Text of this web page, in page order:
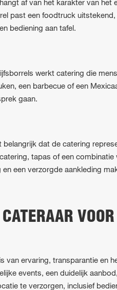
af van het karakter van het
past een foodtruck
bediening aan tafel.
werkt catering die
een barbecue of een
gaan.
dat de catering
tapas of een combinatie
een verzorgde aankleding
van ervaring, transparantie en
events, een duidelijk
te verzorgen, inclusief